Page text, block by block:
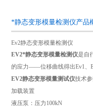
*静态变形模量检测仪产品
Ev2静态变形模量检测仪
EV2*静态变形模量检测仪是自
的应力——位移曲线得出Ev1、
EV2静态变形模量测试仪技术
加载装置
液压泵：压力100kN